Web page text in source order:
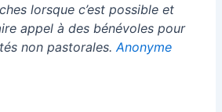
lorsque c’est possible et
appel à des bénévoles pour
non pastorales.Anonyme